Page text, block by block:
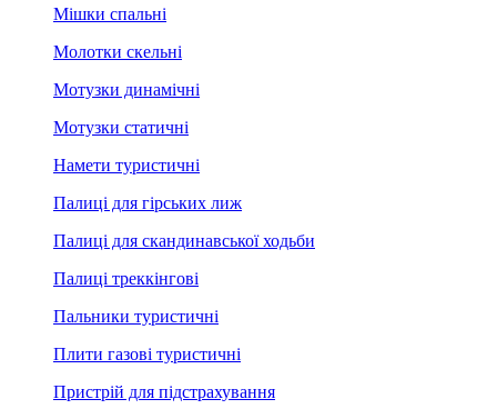
Мішки спальні
Молотки скельні
Мотузки динамічні
Мотузки статичні
Намети туристичні
Палиці для гірських лиж
Палиці для скандинавської ходьби
Палиці треккінгові
Пальники туристичні
Плити газові туристичні
Пристрій для підстрахування